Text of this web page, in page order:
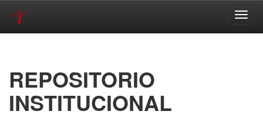
REPOSITORIO
INSTITUCIONAL